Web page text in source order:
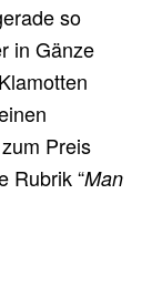
so
in Gänze
Preis
Rubrik “Man